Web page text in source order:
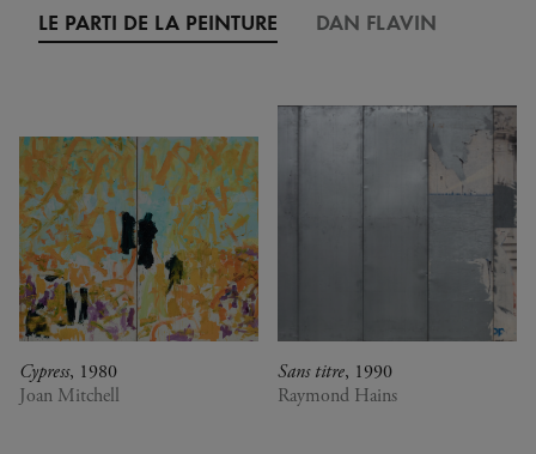
LE PARTI DE LA PEINTURE DAN FLAVIN
Cypress, 1980
Joan Mitchell
Sans titre, 1990
Raymond Hains